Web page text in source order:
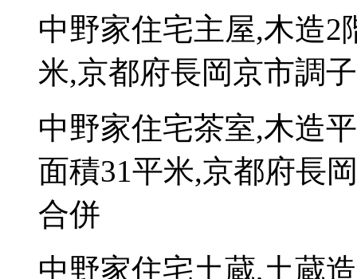
中野家住宅主屋,木造2
米,京都府長岡京市調
中野家住宅茶室,木造
面積31平米,京都府長
合併
中野家住宅土蔵,土蔵